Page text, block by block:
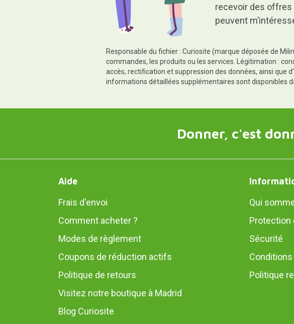
recevoir des
peuvent
Responsable du fichier : Curiosite (marque déposée de
commandes, les produits ou les services. Légitimation :
accès, rectification et suppression des données, ainsi
informations détaillées supplémentaires sont disponibles
Donner, c'est
Aide
Frais d'envoi
Comment acheter ?
Modes de règlement
Coupons de réduction actifs
Politique de retours
Visitez notre boutique à Madrid
Blog Curiosite
Qui
Protection
Sécurité
Politique